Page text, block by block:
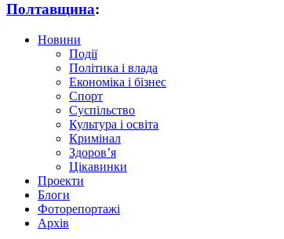
Полтавщина:
Новини
Події
Політика і влада
Економіка і бізнес
Спорт
Суспільство
Культура і освіта
Кримінал
Здоров’я
Цікавинки
Проекти
Блоги
Фоторепортажі
Архів